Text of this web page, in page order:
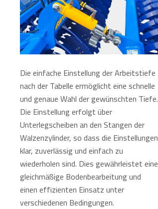
Die einfache Einstellung der Arbeitstiefe
nach der Tabelle ermöglicht eine schnelle
und genaue Wahl der gewünschten Tiefe.
Die Einstellung erfolgt über
Unterlegscheiben an den Stangen der
Walzenzylinder, so dass die Einstellungen
klar, zuverlässig und einfach zu
wiederholen sind. Dies gewährleistet eine
gleichmäßige Bodenbearbeitung und
einen effizienten Einsatz unter
verschiedenen Bedingungen.